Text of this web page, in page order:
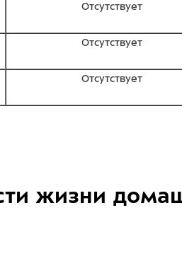
Отсутствует
Отсутствует
Отсутствует
жизни